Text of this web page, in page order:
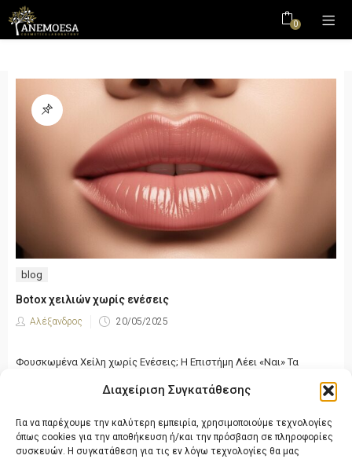
Διαχείριση Συγκατάθεσης
Για να παρέχουμε την καλύτερη εμπειρία, χρησιμοποιούμε τεχνολογίες
όπως cookies για την αποθήκευση ή/και την πρόσβαση σε πληροφορίες
συσκευών. Η συγκατάθεση για τις εν λόγω τεχνολογίες θα μας
0
blog
Botox χειλιών χωρίς ενέσεις
Αλέξανδρος 20/05/2025
Φουσκωμένα Χείλη χωρίς Ενέσεις; Η Επιστήμη Λέει «Ναι» Τα
φρεσκάδα και τη ζωντάνια. Μέχρι πρόσφατα, οι ...
CONTINUE READING